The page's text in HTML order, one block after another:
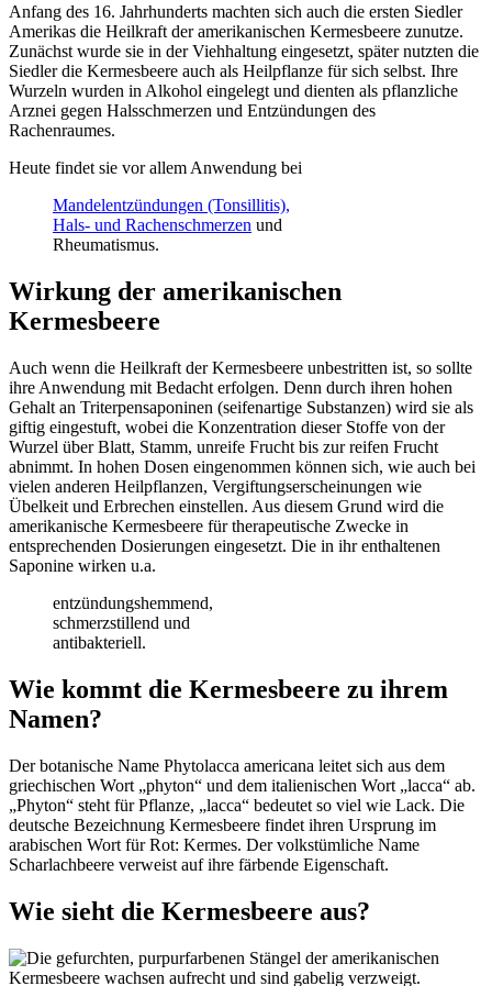
Anfang des 16. Jahrhunderts machten sich auch die ersten Siedler
Amerikas die Heilkraft der amerikanischen Kermesbeere zunutze.
Zunächst wurde sie in der Viehhaltung eingesetzt, später nutzten die
Siedler die Kermesbeere auch als Heilpflanze für sich selbst. Ihre
Wurzeln wurden in Alkohol eingelegt und dienten als pflanzliche
Arznei gegen Halsschmerzen und Entzündungen des
Rachenraumes.
Heute findet sie vor allem Anwendung bei
Mandelentzündungen (Tonsillitis),
Hals- und Rachenschmerzen und
Rheumatismus.
Wirkung der amerikanischen
Kermesbeere
Auch wenn die Heilkraft der Kermesbeere unbestritten ist, so sollte
ihre Anwendung mit Bedacht erfolgen. Denn durch ihren hohen
Gehalt an Triterpensaponinen (seifenartige Substanzen) wird sie als
giftig eingestuft, wobei die Konzentration dieser Stoffe von der
Wurzel über Blatt, Stamm, unreife Frucht bis zur reifen Frucht
abnimmt. In hohen Dosen eingenommen können sich, wie auch bei
vielen anderen Heilpflanzen, Vergiftungserscheinungen wie
Übelkeit und Erbrechen einstellen. Aus diesem Grund wird die
amerikanische Kermesbeere für therapeutische Zwecke in
entsprechenden Dosierungen eingesetzt. Die in ihr enthaltenen
Saponine wirken u.a.
entzündungshemmend,
schmerzstillend und
antibakteriell.
Wie kommt die Kermesbeere zu ihrem
Namen?
Der botanische Name Phytolacca americana leitet sich aus dem
griechischen Wort „phyton“ und dem italienischen Wort „lacca“ ab.
„Phyton“ steht für Pflanze, „lacca“ bedeutet so viel wie Lack. Die
deutsche Bezeichnung Kermesbeere findet ihren Ursprung im
arabischen Wort für Rot: Kermes. Der volkstümliche Name
Scharlachbeere verweist auf ihre färbende Eigenschaft.
Wie sieht die Kermesbeere aus?